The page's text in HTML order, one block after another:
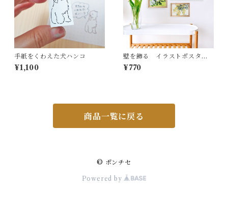
手紙をくわえた犬ハンコ
¥1,100
壁を飾る イラストポスター
ポストカード おまかせセッ
ト 春
¥770
商品一覧に戻る
© ポンチセ
Powered by